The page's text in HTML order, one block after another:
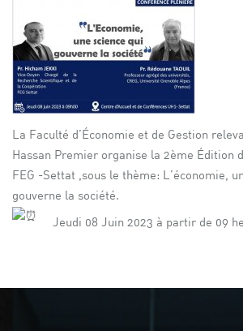
La Faculté d’Économie et de Gestion
Hassan Premier organise la 2ème Édition
FEG -Settat ,sous le thème: L’économie,
gouverne la société.
Jeudi 08 Juin 2023 à partir de 09